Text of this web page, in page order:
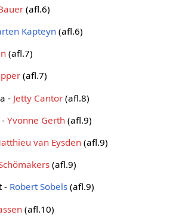
(afl.6)
Kapteyn(afl.6)
(afl.7)
(afl.7)
- Jetty Cantor (afl.8)
-Yvonne Gerth (afl.9)
van Eysden (afl.9)
(afl.9)
- Robert Sobels (afl.9)
(afl.10)